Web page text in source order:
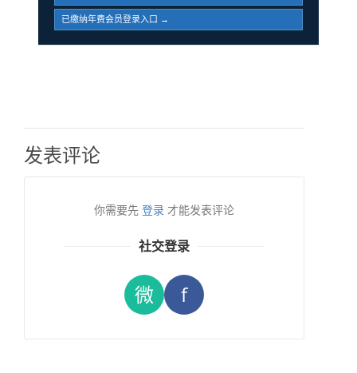
已缴纳年费会员登录入口 →
发表评论
你需要先 登录 才能发表评论
社交登录
微 f